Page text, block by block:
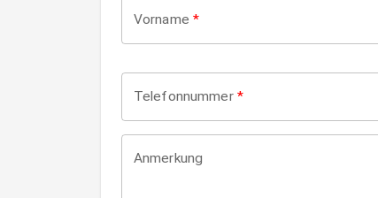
Vorname *
Telefonnummer *
Anmerkung